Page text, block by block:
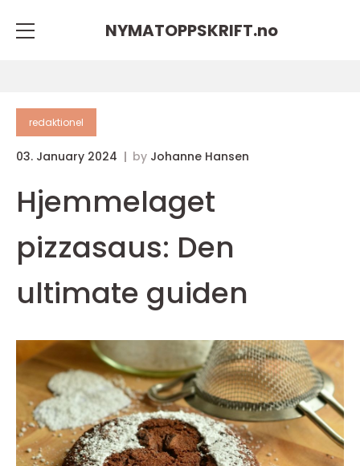
NYMATOPPSKRIFT.no
redaktionel
03. January 2024 by Johanne Hansen
Hjemmelaget
pizzasaus: Den
ultimate guiden